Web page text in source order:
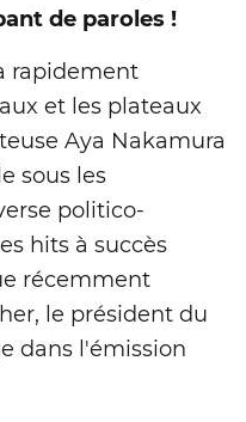
de paroles !
rapidement
et les plateaux
Aya Nakamura
sous les
politico-
hits à succès
récemment
le président du
dans l'émission